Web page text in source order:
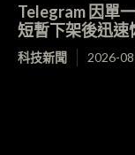
Telegram 因單
短暫下架後迅速
科技新聞 2026-